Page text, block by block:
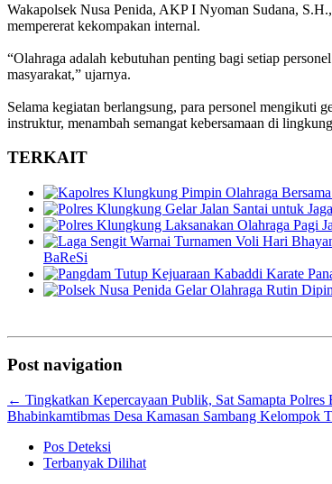
Wakapolsek Nusa Penida, AKP I Nyoman Sudana,
mempererat kekompakan internal.
“Olahraga adalah kebutuhan penting bagi setiap
masyarakat,” ujarnya.
Selama kegiatan berlangsung, para personel mengikuti
instruktur, menambah semangat kebersamaan di
TERKAIT
BaReSi
Post navigation
← Tingkatkan Kepercayaan Publik, Sat Samapta
Bhabinkamtibmas Desa Kamasan Sambang Kelompok
Pos Deteksi
Terbanyak Dilihat